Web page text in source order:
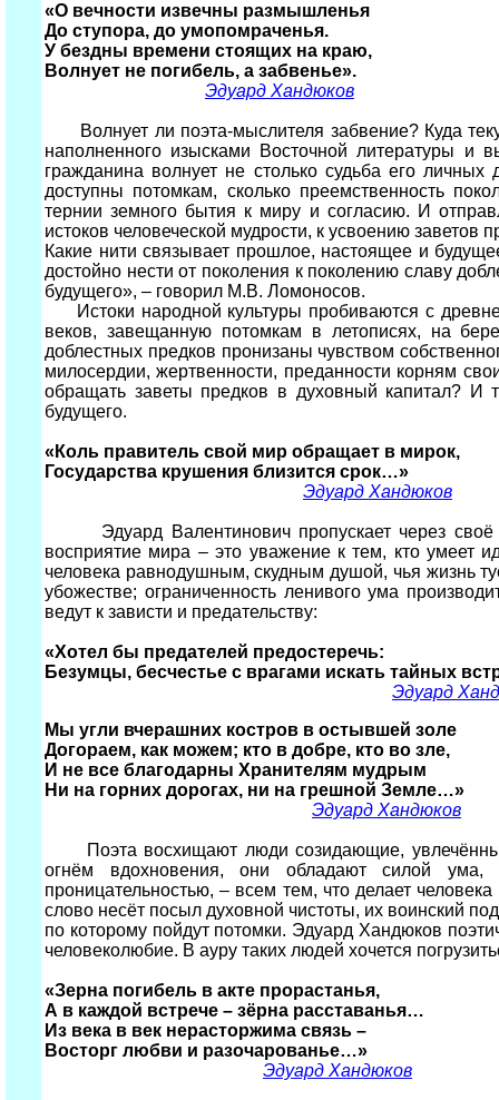
«О вечности извечны размышленья
До ступора, до умопомраченья.
У бездны времени стоящих на краю,
Волнует не погибель, а забвенье».
Эдуард Хандюков
Волнует ли поэта-мыслителя забвение? Куда
наполненного изысками Восточной литературы и
гражданина волнует не столько судьба его
доступны потомкам, сколько преемственность
тернии земного бытия к миру и согласию. И
истоков человеческой мудрости, к усвоению заветов
Какие нити связывает прошлое, настоящее и
достойно нести от поколения к поколению славу
будущего», – говорил М.В. Ломоносов.
Истоки народной культуры пробиваются с
веков, завещанную потомкам в летописях, на
доблестных предков пронизаны чувством
милосердии, жертвенности, преданности корням
обращать заветы предков в духовный капитал? И
будущего.
«Коль правитель свой мир обращает в мирок,
Государства крушения близится срок…»
Эдуард Хандюков
Эдуард Валентинович пропускает через своё
восприятие мира – это уважение к тем, кто умеет
человека равнодушным, скудным душой, чья жизнь
убожестве; ограниченность ленивого ума
ведут к зависти и предательству:
«Хотел бы предателей предостеречь:
Безумцы, бесчестье с врагами искать тайных
Эдуард
Мы угли вчерашних костров в остывшей золе
Догораем, как можем; кто в добре, кто во зле,
И не все благодарны Хранителям мудрым
Ни на горних дорогах, ни на грешной Земле…»
Эдуард Хандюков
Поэта восхищают люди созидающие,
огнём вдохновения, они обладают силой ума,
проницательностью, – всем тем, что делает
слово несёт посыл духовной чистоты, их воинский
по которому пойдут потомки. Эдуард Хандюков
человеколюбие. В ауру таких людей хочется
«Зерна погибель в акте прорастанья,
А в каждой встрече – зёрна расставанья…
Из века в век нерасторжима связь –
Восторг любви и разочарованье…»
Эдуард Хандюков